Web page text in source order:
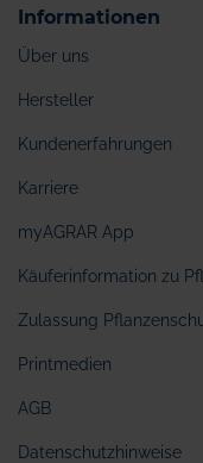
Informationen
Über uns
Hersteller
Kundenerfahrungen
Karriere
myAGRAR App
Käuferinformation zu
Zulassung
Printmedien
AGB
Datenschutzhinweise